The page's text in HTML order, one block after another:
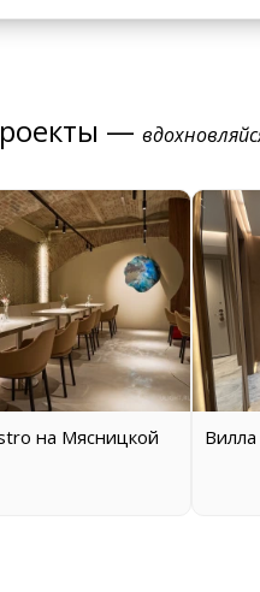
—
на Мясницкой